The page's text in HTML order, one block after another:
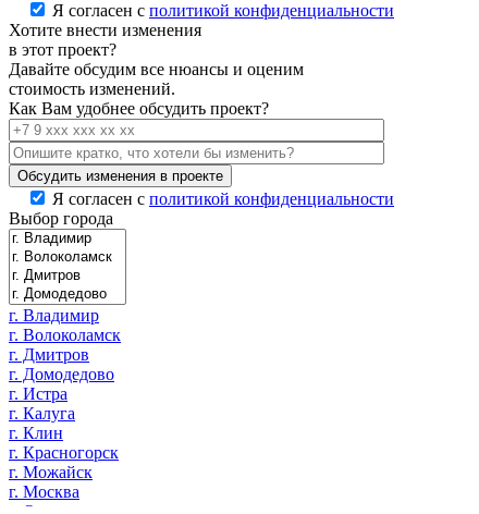
Я согласен с политикой конфиденциальности
Хотите внести изменения
в этот проект?
Давайте обсудим все нюансы и оценим
стоимость изменений.
Как Вам удобнее обсудить проект?
Я согласен с политикой конфиденциальности
Выбор города
г. Владимир
г. Волоколамск
г. Дмитров
г. Домодедово
г. Истра
г. Калуга
г. Клин
г. Красногорск
г. Можайск
г. Москва